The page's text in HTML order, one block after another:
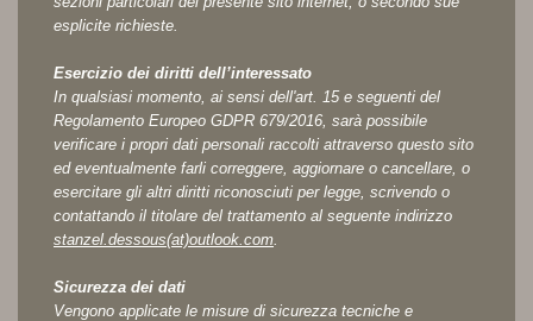
esplicite richieste.
Esercizio dei diritti dell’interessato
In qualsiasi momento, ai sensi dell'art. 15 e seguenti del
Regolamento Europeo GDPR 679/2016, sarà possibile
verificare i propri dati personali raccolti attraverso questo sito
ed eventualmente farli correggere, aggiornare o cancellare, o
esercitare gli altri diritti riconosciuti per legge, scrivendo o
contattando il titolare del trattamento al seguente indirizzo
stanzel.dessous(at)outlook.com
Sicurezza dei dati
Vengono applicate le misure di sicurezza tecniche e